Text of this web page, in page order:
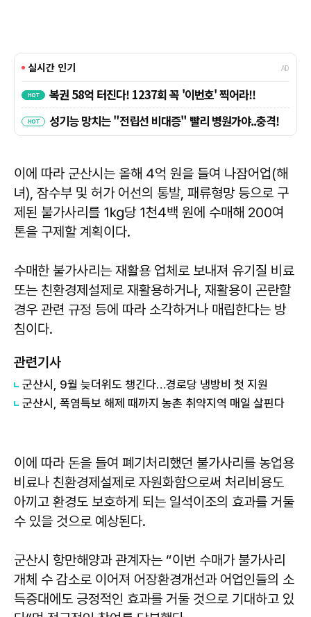
이에 따라 군산시는 올해 4억 원을 들여 나잠어업(해
녀), 잠수부 및 허가 어선의 통발, 패류형망 등으로 구
제된 불가사리를 1㎏당 1천4백 원에 수매해 200여
톤을 구제할 계획이다.
수매한 불가사리는 재활용 업체로 보내져 유기질 비료
또는 친환경제설제로 재활용하거나, 재활용이 곤란할
경우 관련 규정 등에 따라 소각하거나 매립한다는 방
침이다.
관련기사
군산시, 9월 늦더위도 챙긴다…경로당 냉방비 첫 지원
군산시, 폭염특보 해제 때까지 농촌 취약지역 매일 살핀다
이에 따라 돈을 들여 폐기처리했던 불가사리를 농업용
비료나 친환경제설제로 자원화함으로써 처리비용도
아끼고 환경도 보호하게 되는 일석이조의 효과를 거둘
수 있을 것으로 예상된다.
군산시 항만해양과 관계자는 “이번 수매가 불가사리
개체 수 감소로 이어져 어장환경개선과 어업인들의 소
득증대에도 긍정적인 효과를 거둘 것으로 기대하고 있